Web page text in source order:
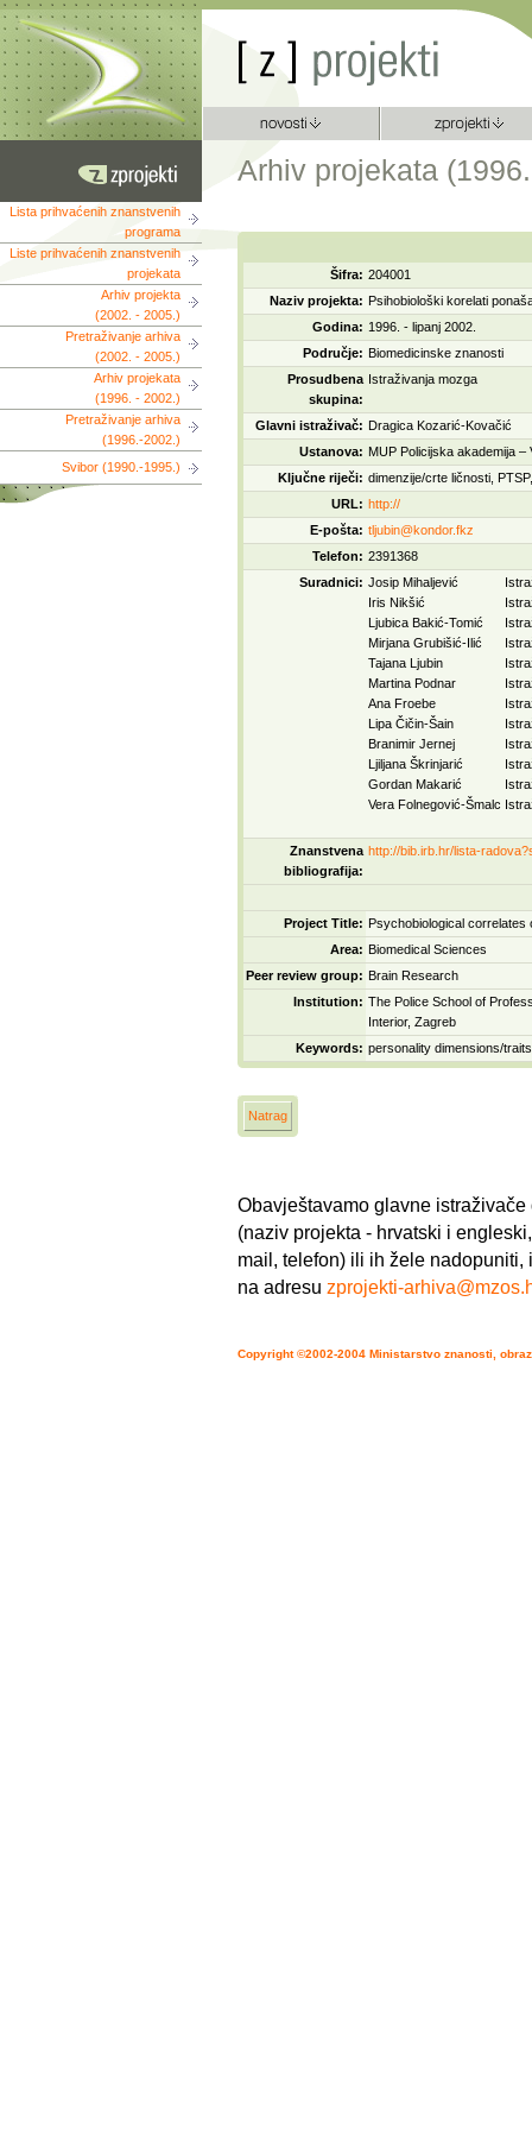
Arhiv projekata
Lista prihvaćenih znanstvenih
programa
Liste prihvaćenih znanstvenih
projekata
Arhiv projekta
(2002. - 2005.)
Pretraživanje arhiva
(2002. - 2005.)
Arhiv projekata
(1996. - 2002.)
Pretraživanje arhiva
(1996.-2002.)
Svibor (1990.-1995.)
Šifra: 204001
Naziv projekta: Psihobiološki korelati
Godina: 1996. - lipanj 2002.
Područje: Biomedicinske znanosti
Prosudbena
skupina:
Istraživanja mozga
Glavni istraživač: Dragica Kozarić-Kovačić
Ustanova: MUP Policijska akademija
Ključne riječi: dimenzije/crte ličnosti,
URL: http://
E-pošta: tljubin@kondor.fkz
Telefon: 2391368
Suradnici: Josip Mihaljević
Iris Nikšić
Ljubica Bakić-Tomić
Mirjana Grubišić-Ilić
Tajana Ljubin
Martina Podnar
Ana Froebe
Lipa Čičin-Šain
Branimir Jernej
Ljiljana Škrinjarić
Gordan Makarić
Vera Folnegović-Šmalc
Znanstvena
bibliografija:
http://bib.irb.hr/lista-
Project Title: Psychobiological
Area: Biomedical Sciences
Peer review group: Brain Research
Institution: The Police School of
Interior, Zagreb
Keywords: personality dimensions/
Natrag
Obavještavamo glavne
(naziv projekta - hrvatski i
mail, telefon) ili ih žele
na adresu zprojekti-
Copyright ©2002-2004 Ministarstvo znanosti,